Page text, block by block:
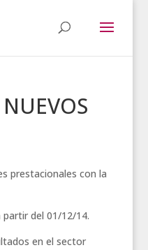
prestacionales con la
del 01/12/14.
en el sector